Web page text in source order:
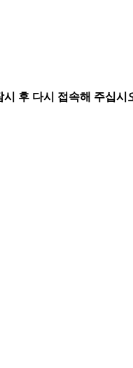
후 다시 접속해 주십시